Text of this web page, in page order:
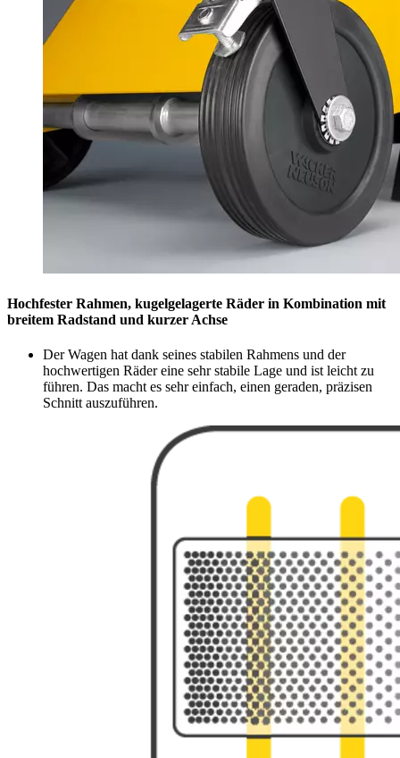
Hochfester Rahmen, kugelgelagerte Räder in Kombination mit
breitem Radstand und kurzer Achse
Der Wagen hat dank seines stabilen Rahmens und der
hochwertigen Räder eine sehr stabile Lage und ist leicht zu
führen. Das macht es sehr einfach, einen geraden, präzisen
Schnitt auszuführen.